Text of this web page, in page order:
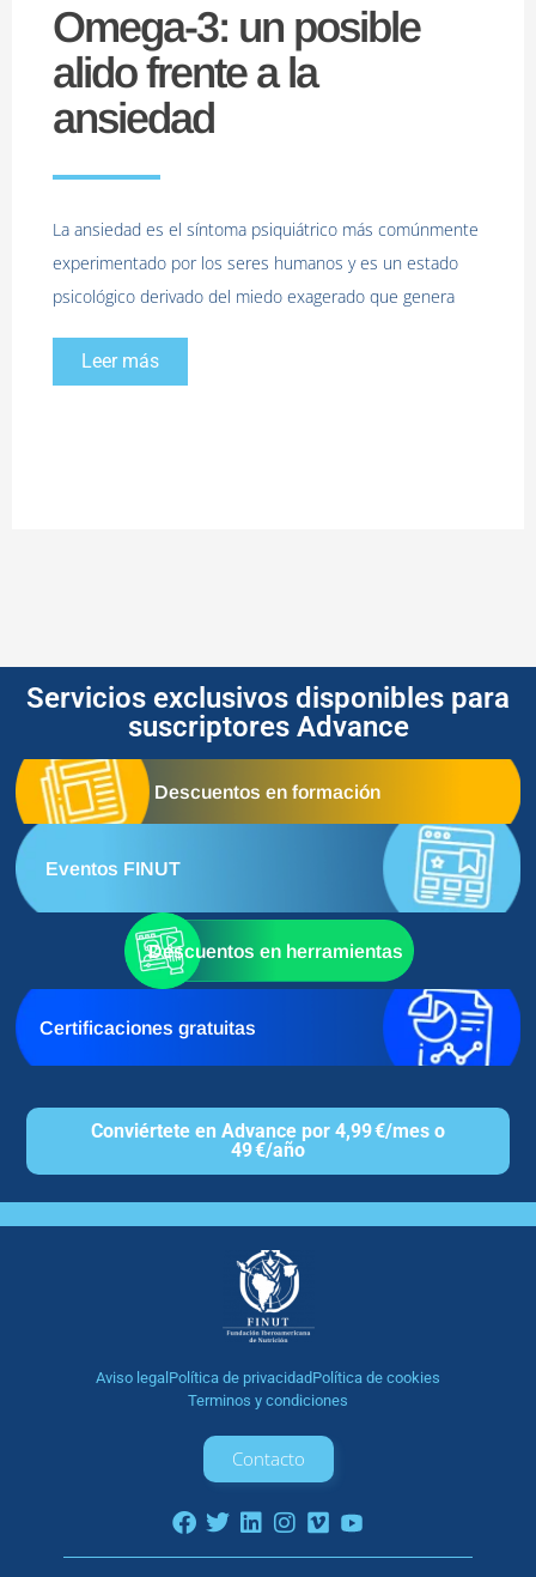
Omega-3: un posible
alido frente a la
ansiedad
La ansiedad es el síntoma psiquiátrico más comúnmente
experimentado por los seres humanos y es un estado
psicológico derivado del miedo exagerado que genera
Leer más
Servicios exclusivos disponibles para
suscriptores Advance
Descuentos en formación
Eventos FINUT
Descuentos en herramientas
Certificaciones gratuitas
Conviértete en Advance por 4,99 €/mes o
49 €/año
Aviso legal Política de privacidadPolítica de cookies
Terminos y condiciones
Contacto